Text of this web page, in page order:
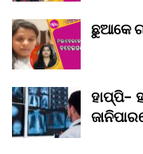
ଛୁଆକେ
ହାପ୍ପି-